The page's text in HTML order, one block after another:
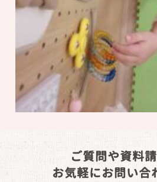
ご質問や資料
お気軽にお問い合